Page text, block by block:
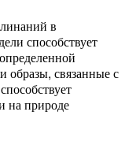
в
способствует
образы, связанные с
на природе